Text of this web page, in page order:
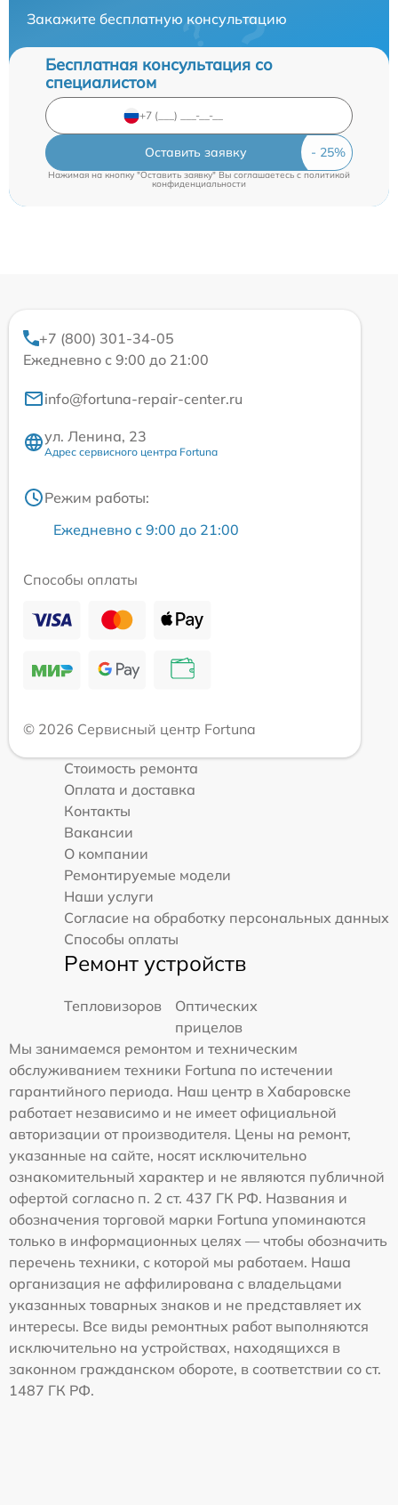
Закажите бесплатную консультацию
Бесплатная консультация со
специалистом
Оставить заявку
Нажимая на кнопку "Оставить заявку" Вы соглашаетесь cполитикой
конфиденциальности
+7 (800) 301-34-05
Ежедневно с 9:00 до 21:00
info@fortuna-repair-center.ru
ул. Ленина, 23
Адрес сервисного центра Fortuna
Режим работы:
Ежедневно с 9:00 до 21:00
Способы оплаты
© 2026 Сервисный центр Fortuna
Стоимость ремонта
Оплата и доставка
Контакты
Вакансии
О компании
Ремонтируемые модели
Наши услуги
Согласие на обработку персональных данных
Способы оплаты
Ремонт устройств
Тепловизоров
Оптических
прицелов
Мы занимаемся ремонтом и техническим
обслуживанием техники Fortuna по истечении
гарантийного периода. Наш центр в Хабаровске
работает независимо и не имеет официальной
авторизации от производителя. Цены на ремонт,
указанные на сайте, носят исключительно
ознакомительный характер и не являются публичной
офертой согласно п. 2 ст. 437 ГК РФ. Названия и
обозначения торговой марки Fortuna упоминаются
только в информационных целях — чтобы обозначить
перечень техники, с которой мы работаем. Наша
организация не аффилирована с владельцами
указанных товарных знаков и не представляет их
интересы. Все виды ремонтных работ выполняются
исключительно на устройствах, находящихся в
законном гражданском обороте, в соответствии со ст.
1487 ГК РФ.